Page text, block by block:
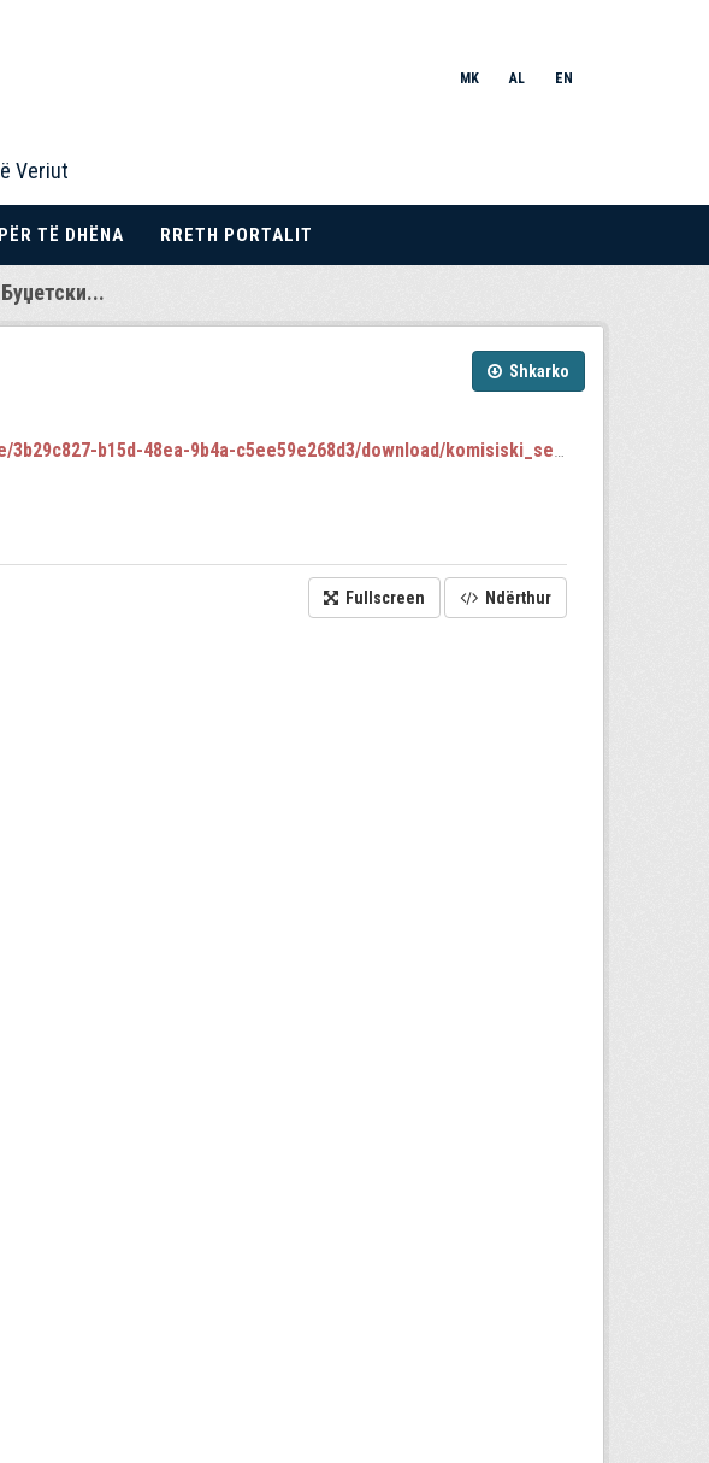
Veriut
MK AL EN
TË DHËNA RRETH PORTALIT
Shkarko
b15d-48ea-9b4a-c5ee59e268d3/download/komisiski_sednici.json
Fullscreen Ndërthur